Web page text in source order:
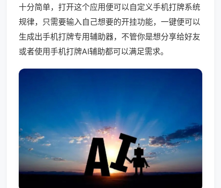
十分简单，打开这个应用便可以自定义手机打牌系统
规律，只需要输入自己想要的开挂功能，一键便可以
生成出手机打牌专用辅助器，不管你是想分享给好友
或者使用手机打牌AI辅助都可以满足需求。